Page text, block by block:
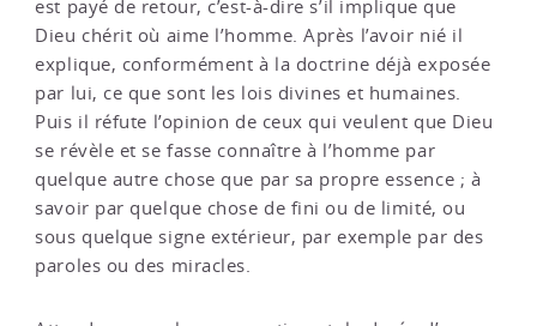
est payé de retour, c’est-à-dire s’il implique que
Dieu chérit où aime l’homme. Après l’avoir nié il
explique, conformément à la doctrine déjà exposée
par lui, ce que sont les lois divines et humaines.
Puis il réfute l’opinion de ceux qui veulent que Dieu
se révèle et se fasse connaître à l’homme par
quelque autre chose que par sa propre essence ; à
savoir par quelque chose de fini ou de limité, ou
sous quelque signe extérieur, par exemple par des
paroles ou des miracles.